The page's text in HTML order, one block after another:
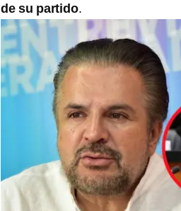
de su partido.